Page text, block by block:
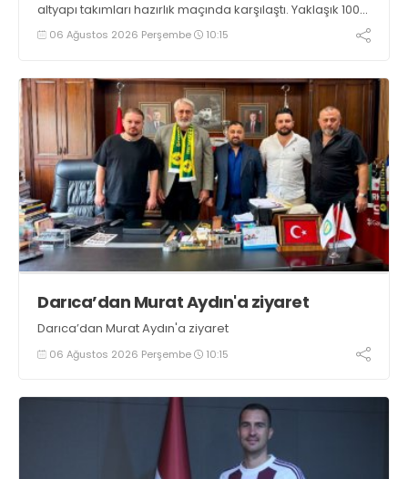
altyapı takımları hazırlık maçında karşılaştı. Yaklaşık 100
genç futbolcunun ter döktüğü maçların ardından
sporculara Kandıra'nın yöresel lezzeti mancarlı pide ve
06 Ağustos 2026 Perşembe 10:15
Darıca’dan Murat Aydın'a ziyaret
Darıca’dan Murat Aydın'a ziyaret
06 Ağustos 2026 Perşembe 10:15